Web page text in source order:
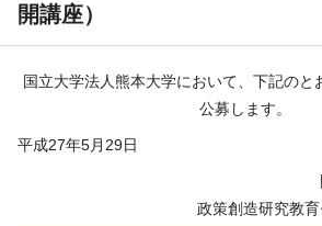
開講座）
国立大学法人熊本大学において、下記のと
公募します。
平成27年5月29日
政策創造研究教